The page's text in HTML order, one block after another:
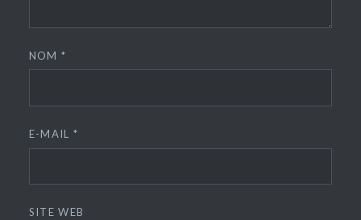
NOM*
E-MAIL *
SITE WEB